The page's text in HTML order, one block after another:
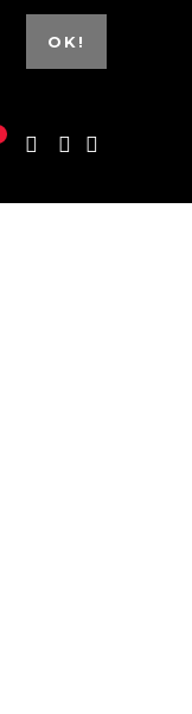
OK!